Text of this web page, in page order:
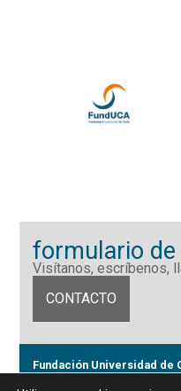
formulario de
Visítanos, escríbenos,
CONTACTO
Fundación Universidad de